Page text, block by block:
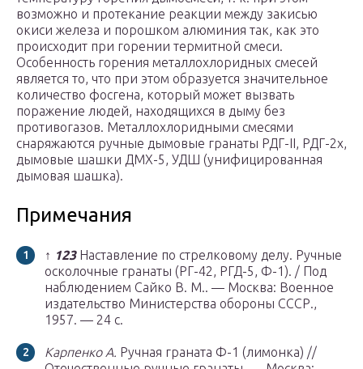
возможно и протекание реакции между закисью
окиси железа и порошком алюминия так, как это
происходит при горении термитной смеси.
Особенность горения металлохлоридных смесей
является то, что при этом образуется значительное
количество фосгена, который может вызвать
поражение людей, находящихся в дыму без
противогазов. Металлохлоридными смесями
снаряжаются ручные дымовые гранаты РДГ-II, РДГ-2х,
дымовые шашки ДМХ-5, УДШ (унифицированная
дымовая шашка).
Примечания
↑ 123Наставление по стрелковому делу. Ручные
осколочные гранаты (РГ-42, РГД-5, Ф-1). / Под
наблюдением Сайко В. М.. — Москва: Военное
издательство Министерства обороны СССР.,
1957. — 24 с.
Карпенко А. Ручная граната Ф-1 (лимонка) //